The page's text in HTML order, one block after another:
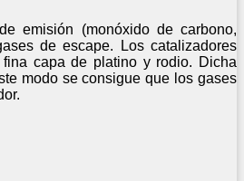
emisión (monóxido de carbono,
de escape. Los catalizadores
capa de platino y rodio. Dicha
modo se consigue que los gases